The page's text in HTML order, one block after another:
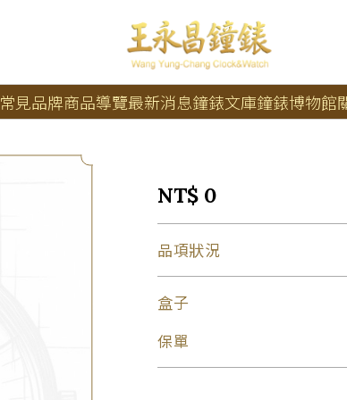
常見品牌商品導覽最新消息鐘錶文庫鐘錶博物館
NT$ 0
品項狀況
盒子
保單